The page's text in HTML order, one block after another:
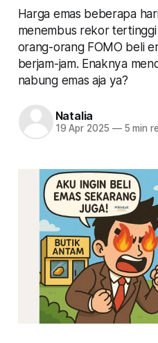
Harga emas beberapa
menembus rekor
orang-orang FOMO beli
berjam-jam. Enaknya
nabung emas aja ya?
Natalia
19 Apr 2025 —5 min